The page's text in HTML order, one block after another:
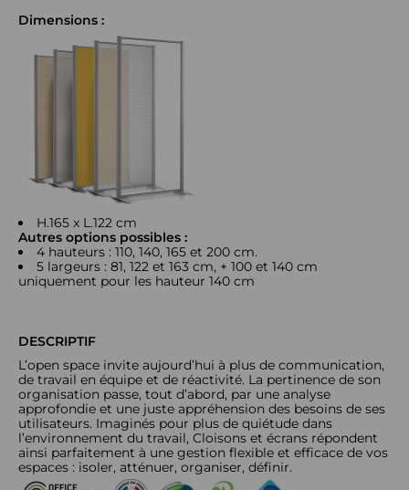
Dimensions :
H.165 x L.122 cm
Autres options possibles :
4 hauteurs : 110, 140, 165 et 200 cm.
5 largeurs : 81, 122 et 163 cm, + 100 et 140 cm
uniquement pour les hauteur 140 cm
DESCRIPTIF
L’open space invite aujourd’hui à plus de communication,
de travail en équipe et de réactivité. La pertinence de son
organisation passe, tout d’abord, par une analyse
approfondie et une juste appréhension des besoins de ses
utilisateurs. Imaginés pour plus de quiétude dans
l’environnement du travail, Cloisons et écrans répondent
ainsi parfaitement à une gestion flexible et efficace de vos
espaces : isoler, atténuer, organiser, définir.